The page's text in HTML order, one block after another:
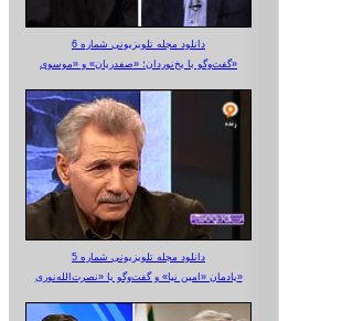
دانلود مجله تلویزیونی شماره 6
گفت‌وگو با یخ‌نوردان؛ «صفدریان» و «موسوی»
دانلود مجله تلویزیونی شماره 5
یادمان «امین نیا» و گفت‌وگو با «نصرت‌الله‌نوری»